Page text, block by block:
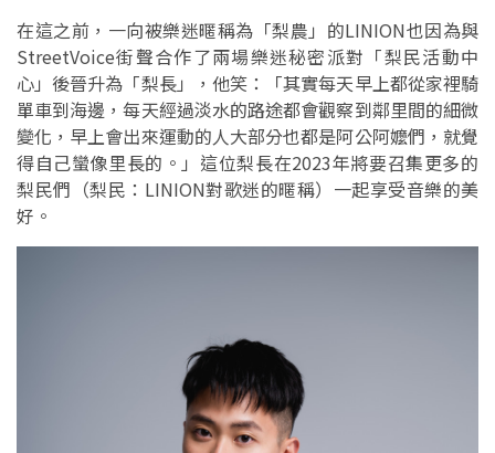
在這之前，一向被樂迷暱稱為「梨農」的LINION也因為與
StreetVoice街聲合作了兩場樂迷秘密派對「梨民活動中
心」後晉升為「梨長」，他笑：「其實每天早上都從家裡騎
單車到海邊，每天經過淡水的路途都會觀察到鄰里間的細微
變化，早上會出來運動的人大部分也都是阿公阿嬤們，就覺
得自己蠻像里長的。」這位梨長在2023年將要召集更多的
梨民們（梨民：LINION對歌迷的暱稱）一起享受音樂的美
好。